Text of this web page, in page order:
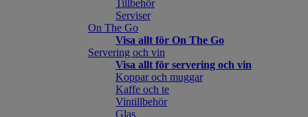
Tillbehör
Serviser
On The Go
Visa allt för On The Go
Servering och vin
Visa allt för servering och vin
Koppar och muggar
Kaffe och te
Vintillbehör
Glas